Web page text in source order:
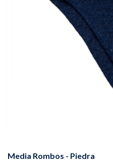
Media Rombos - Piedra
Canguros